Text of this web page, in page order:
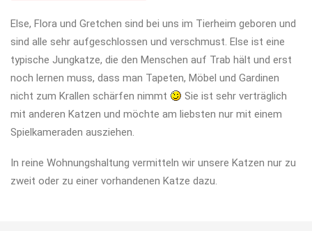
Else, Flora und Gretchen sind bei uns im Tierheim geboren und
sind alle sehr aufgeschlossen und verschmust. Else ist eine
typische Jungkatze, die den Menschen auf Trab hält und erst
noch lernen muss, dass man Tapeten, Möbel und Gardinen
nicht zum Krallen schärfen nimmt
Sie ist sehr verträglich
mit anderen Katzen und möchte am liebsten nur mit einem
Spielkameraden ausziehen.
In reine Wohnungshaltung vermitteln wir unsere Katzen nur zu
zweit oder zu einer vorhandenen Katze dazu.